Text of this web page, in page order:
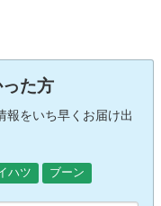
た方
報をいち早くお届け出
ハツ ブーン